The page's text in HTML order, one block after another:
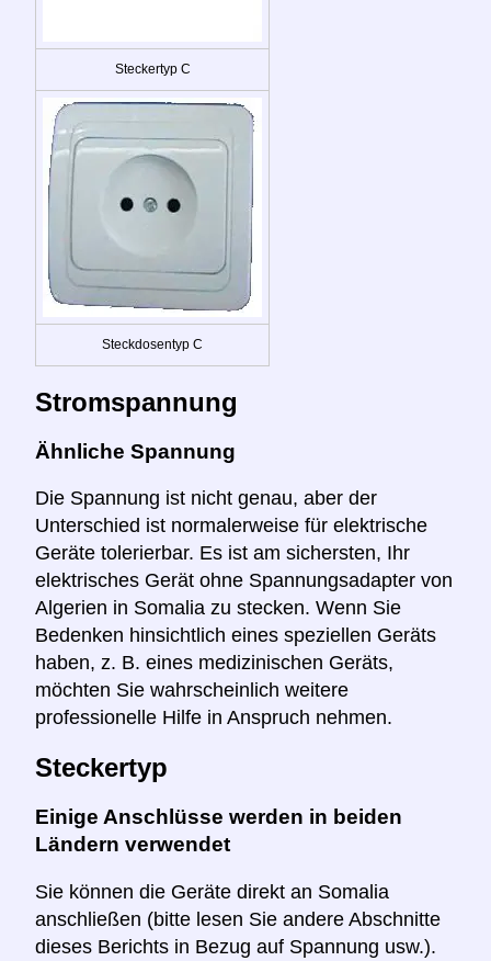
Steckertyp C
Steckdosentyp C
Stromspannung
Ähnliche Spannung
Die Spannung ist nicht genau, aber der
Unterschied ist normalerweise für elektrische
Geräte tolerierbar. Es ist am sichersten, Ihr
elektrisches Gerät ohne Spannungsadapter von
Algerien in Somalia zu stecken. Wenn Sie
Bedenken hinsichtlich eines speziellen Geräts
haben, z. B. eines medizinischen Geräts,
möchten Sie wahrscheinlich weitere
professionelle Hilfe in Anspruch nehmen.
Steckertyp
Einige Anschlüsse werden in beiden
Ländern verwendet
Sie können die Geräte direkt an Somalia
anschließen (bitte lesen Sie andere Abschnitte
dieses Berichts in Bezug auf Spannung usw.).